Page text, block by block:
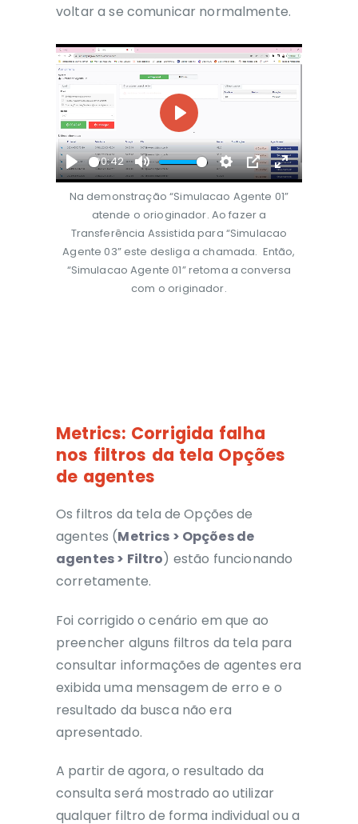
voltar a se comunicar normalmente.
Play
00:42
Mute Settings
PIP Enter
fullscreen
Play
Na demonstração “Simulacao Agente 01”
atende o orioginador. Ao fazer a
Transferência Assistida para “Simulacao
Agente 03” este desliga a chamada. Então,
“Simulacao Agente 01” retoma a conversa
com o originador.
Metrics: Corrigida falha
nos filtros da tela Opções
de agentes
Os filtros da tela de Opções de
agentes (Metrics > Opções de
agentes > Filtro) estão funcionando
corretamente.
Foi corrigido o cenário em que ao
preencher alguns filtros da tela para
consultar informações de agentes era
exibida uma mensagem de erro e o
resultado da busca não era
apresentado.
A partir de agora, o resultado da
consulta será mostrado ao utilizar
qualquer filtro de forma individual ou a